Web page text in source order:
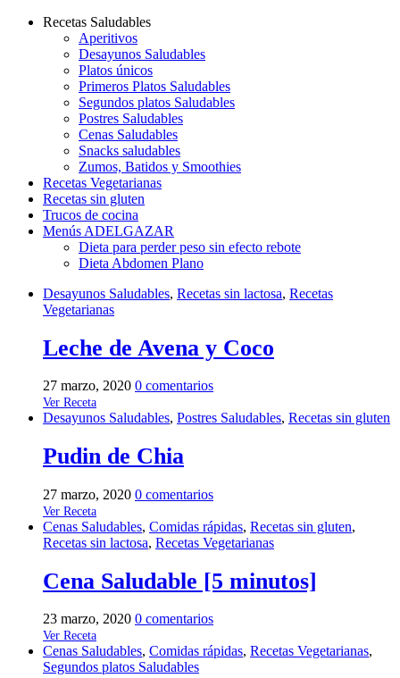
Recetas Saludables
Aperitivos
Desayunos Saludables
Platos únicos
Primeros Platos Saludables
Segundos platos Saludables
Postres Saludables
Cenas Saludables
Snacks saludables
Zumos, Batidos y Smoothies
Recetas Vegetarianas
Recetas sin gluten
Trucos de cocina
Menús ADELGAZAR
Dieta para perder peso sin efecto rebote
Dieta Abdomen Plano
Desayunos Saludables, Recetas sin lactosa, Recetas
Vegetarianas
Leche de Avena y Coco
27 marzo, 2020 0 comentarios
Ver Receta
Desayunos Saludables, Postres Saludables, Recetas sin gluten
Pudin de Chia
27 marzo, 2020 0 comentarios
Ver Receta
Cenas Saludables, Comidas rápidas, Recetas sin gluten,
Recetas sin lactosa, Recetas Vegetarianas
Cena Saludable [5 minutos]
23 marzo, 2020 0 comentarios
Ver Receta
Cenas Saludables, Comidas rápidas, Recetas Vegetarianas,
Segundos platos Saludables